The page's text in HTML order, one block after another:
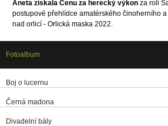
Aneta získala Cenu za herecký výkon za roli
postupové přehlídce amatérského činoherního
nad orlicí - Orlická maska 2022.
Fotoalbum
Boj o lucernu
Černá madona
Divadelní bály